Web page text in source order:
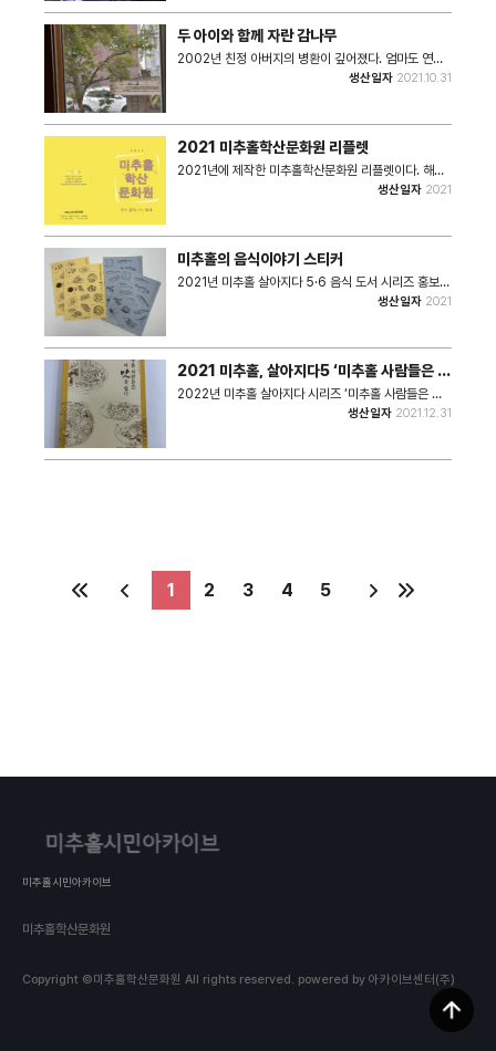
사진으로 영원을 고해야 할것이다. 헐거워진 집으로 올
라가는 그 집의 마지막 안주인인 엄마의 굽어진 등처럼
안녕이 안스럽고 애처럽다. • 촬영장소 : 학익초등학교
옆 친정집 • 촬영일자 : 2021년8월6일
2022년9월23일 2023년6월29일
2023년7월6일 • 크기 : 1800X4000 • 장
두 아이와 함께 자란 감나무
2002년 친정 아버지의 병환이 깊어졌다. 엄마도 연세
가 많으니 걱정되었다. 그런던 참에 친정집 바로 옆 집이
나무는 매해 가을에 홍시와 단감을 생산했다. 재개발로
집을 비우게 되어 2021년 마지막 수확을 하면서 고맙
다! 작별 인사를 했다. • 촬영장소 : 미추홀구 주안4동
1513-29(경원대로 781번길 50) • 촬영일자 :
2021년10월31일 • 크기 : 960X1280 • 장수 : 3장
#. 해당 사진은 2023 특성화사업 기록물 수집 공모전
생산일자 2021.10.31
2021 미추홀학산문화원 리플렛
2021년에 제작한 미추홀학산문화원 리플렛이다. 해당
리플렛에는 2021년 미추홀학산문화원 사업 내용들이
산생활문화센터'마당' - 학산소극장 - 공연예술 - 생활
예술 • 쪽수 : 10쪽 • 크기 : 5.31MB
생산일자 2021
미추홀의 음식이야기 스티커
2021년 미추홀 살아지다 5·6 음식 도서 시리즈 홍보의
일환으로 제작된 스티커이다. • 재질: 종이생산일자 2021
2021 미추홀, 살아지다5 ‘미추홀 사람들은 이
맛을 안다’
2022년 미추홀 살아지다 시리즈 ‘미추홀 사람들은 이
맛을 안다’ 도서이다. 미추홀 시민들이 만난 미추홀 한
인터뷰를 통해 생생히 담았다. “미추홀시민기록단이
152x210
생산일자 2021.12.31
1 2 3 4 5
미추홀시민아카이브
미추홀학산문화원
Copyright ©미추홀학산문화원 All rights reserved. powered by 아카이브센터(주)